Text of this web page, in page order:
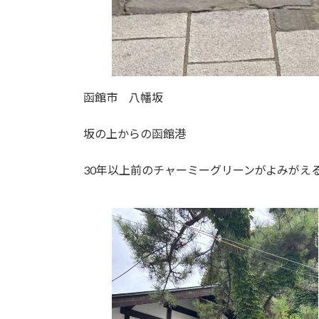
函館市 八幡坂
坂の上からの函館港
30年以上前のチャーミーグリーンがよみがえ